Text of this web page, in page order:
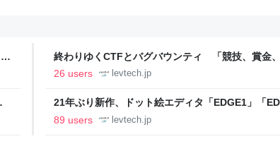
終わりゆくCTFとバグバウンティ 「競技、賞金
ること【フォーカス】 - レバテックLAB
26 users levtech.jp
21年ぶり新作、ドット絵エディタ「EDGE1」「
ついて作者に聞く【フォーカス】 - レバテックLAB
89 users levtech.jp